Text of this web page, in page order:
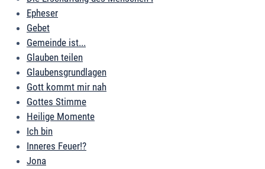
Epheser
Gebet
Gemeinde ist...
Glauben teilen
Glaubensgrundlagen
Gott kommt mir nah
Gottes Stimme
Heilige Momente
Ich bin
Inneres Feuer!?
Jona